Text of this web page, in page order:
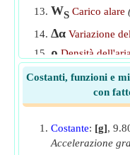
WS Carico alare
Δα Variazione
ρ Densità dell'aria
ρ∞ Densità del
ω Tasso di svolta
Costanti, funzioni e
con
Costante: [g],
Accelerazione